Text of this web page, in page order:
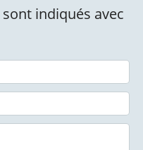
indiqués avec